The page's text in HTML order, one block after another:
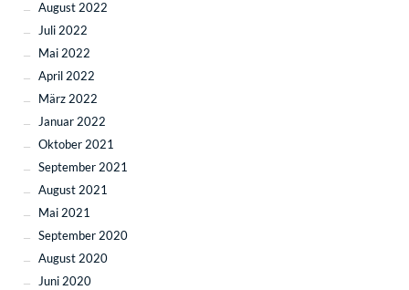
August 2022
Juli 2022
Mai 2022
April 2022
März 2022
Januar 2022
Oktober 2021
September 2021
August 2021
Mai 2021
September 2020
August 2020
Juni 2020